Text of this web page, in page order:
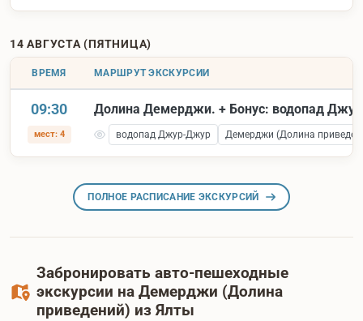
14 АВГУСТА (ПЯТНИЦА)
ВРЕМЯ МАРШРУТ ЭКСКУРСИИ
09:30
мест: 4
Долина Демерджи. + Бонус: водопад
водопад Джур-Джур Демерджи (Долина
ПОЛНОЕ РАСПИСАНИЕ ЭКСКУРСИЙ
Забронировать авто-пешеходные
экскурсии на Демерджи (Долина
приведений) из Ялты